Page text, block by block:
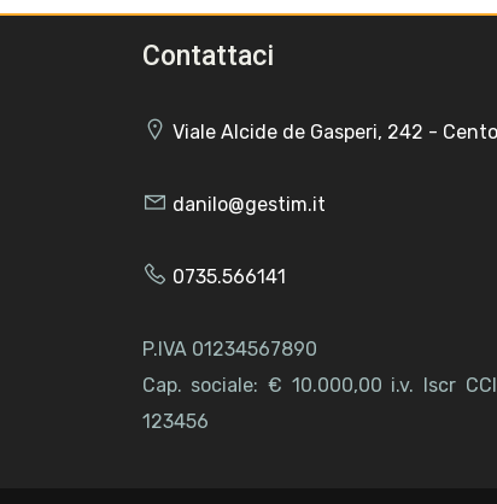
Contattaci
Viale Alcide de Gasperi, 242 -
danilo@gestim.it
0735.566141
P.IVA 01234567890
Cap. sociale: € 10.000,00 i.v. Iscr
123456